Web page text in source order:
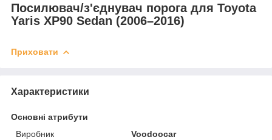
Посилювач/з'єднувач порога для Toyota
Yaris XP90 Sedan (2006–2016)
Приховати
Характеристики
Основні атрибути
Виробник
Voodoocar